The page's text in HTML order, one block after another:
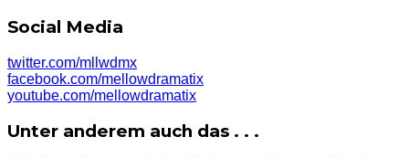
Social Media
twitter.com/mllwdmx
facebook.com/mellowdramatix
youtube.com/mellowdramatix
Unter anderem auch das . . .